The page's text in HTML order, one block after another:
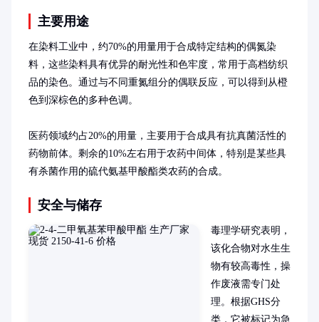
主要用途
在染料工业中，约70%的用量用于合成特定结构的偶氮染
料，这些染料具有优异的耐光性和色牢度，常用于高档纺织
品的染色。通过与不同重氮组分的偶联反应，可以得到从橙
色到深棕色的多种色调。
医药领域约占20%的用量，主要用于合成具有抗真菌活性的
药物前体。剩余的10%左右用于农药中间体，特别是某些具
有杀菌作用的硫代氨基甲酸酯类农药的合成。
安全与储存
毒理学研究表明，
该化合物对水生生
物有较高毒性，操
作废液需专门处
理。根据GHS分
类，它被标记为急